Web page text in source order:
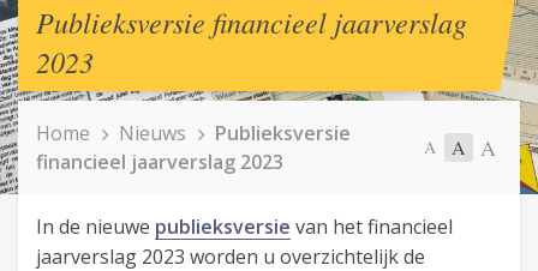
Publieksversie financieel jaarverslag
2023
Home Nieuws
Publieksversie
financieel jaarverslag 2023
A A A
In de nieuwe publieksversie van het financieel
jaarverslag 2023 worden u overzichtelijk de